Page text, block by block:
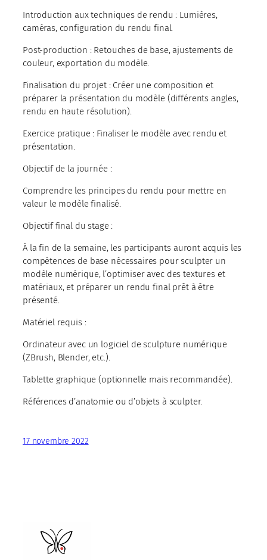
Introduction aux techniques de rendu : Lumières,
caméras, configuration du rendu final.
Post-production : Retouches de base, ajustements de
couleur, exportation du modèle.
Finalisation du projet : Créer une composition et
préparer la présentation du modèle (différents angles,
rendu en haute résolution).
Exercice pratique : Finaliser le modèle avec rendu et
présentation.
Objectif de la journée :
Comprendre les principes du rendu pour mettre en
valeur le modèle finalisé.
Objectif final du stage :
À la fin de la semaine, les participants auront acquis les
compétences de base nécessaires pour sculpter un
modèle numérique, l’optimiser avec des textures et
matériaux, et préparer un rendu final prêt à être
présenté.
Matériel requis :
Ordinateur avec un logiciel de sculpture numérique
(ZBrush, Blender, etc.).
Tablette graphique (optionnelle mais recommandée).
Références d’anatomie ou d’objets à sculpter.
17 novembre 2022